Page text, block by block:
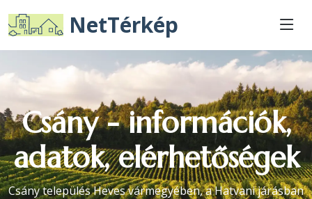
NetTérkép
Csány - információk,
adatok, elérhetőségek
Csány település Heves vármegyében, a Hatvani járásban